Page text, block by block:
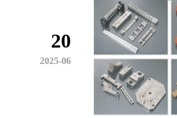
20
2025-06